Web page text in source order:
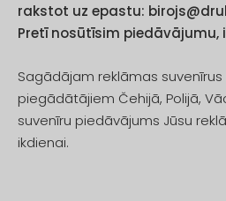
rakstot uz epastu:
Pretī nosūtīsim piedāvājumu,
Sagādājam reklāmas
piegādātājiem Čehijā, Polijā,
suvenīru piedāvājums Jūsu
ikdienai.